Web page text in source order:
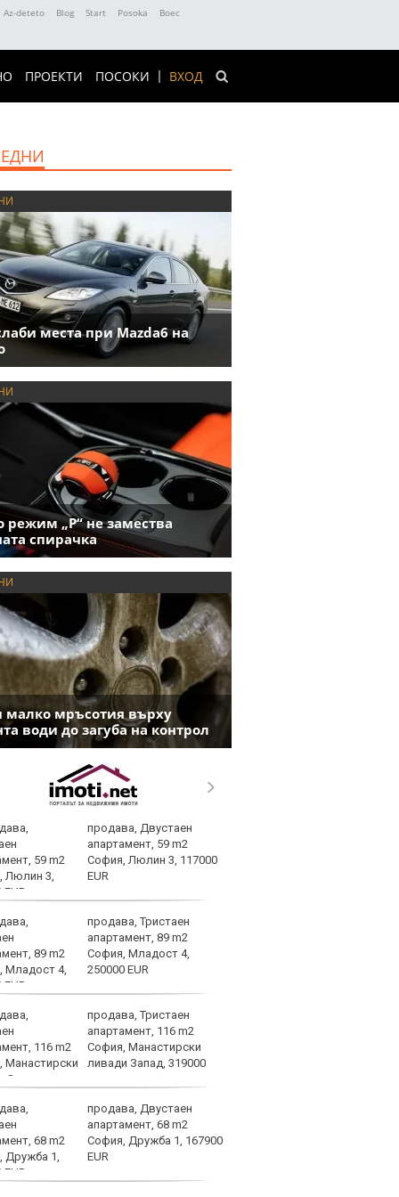
Az-deteto Blog Start Posoka
Boec
ВХОД
ПРОЕКТИ ПОСОКИ
места при Mazda6 на
режим „P“ не замества
спирачка
малко мръсотия върху
води до загуба на контрол
продава, Двустаен
апартамент, 59 m2
София, Люлин 3, 117000
EUR
продава, Тристаен
апартамент, 89 m2
София, Младост 4,
250000 EUR
продава, Тристаен
апартамент, 116 m2
София, Манастирски
ливади Запад, 319000
продава, Двустаен
апартамент, 68 m2
София, Дружба 1, 167900
EUR